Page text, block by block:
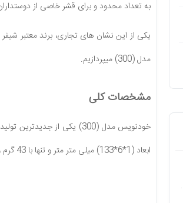
به تعداد محدود و برای قشر خاصی از دوستداران
یکی از این نشان های تجاری، برند معتبر
مدل (300) میپردازیم.
مشخصات کلی
خودنویس مدل (300) یکی از
ابعاد (1*6*133) میلی متر متر و تنها با 43 گرم وزن بسیار خوش دست و زیبا طراحی شده و بطور کلی دارای ویژگی های زیر می باشد: